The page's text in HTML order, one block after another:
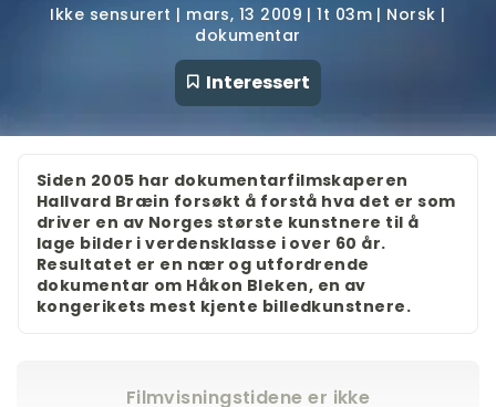
Ikke sensurert | mars, 13 2009 | 1t 03m | Norsk |
dokumentar
Interessert
Siden 2005 har dokumentarfilmskaperen
Hallvard Bræin forsøkt å forstå hva det er som
driver en av Norges største kunstnere til å
lage bilder i verdensklasse i over 60 år.
Resultatet er en nær og utfordrende
dokumentar om Håkon Bleken, en av
kongerikets mest kjente billedkunstnere.
Filmvisningstidene er ikke